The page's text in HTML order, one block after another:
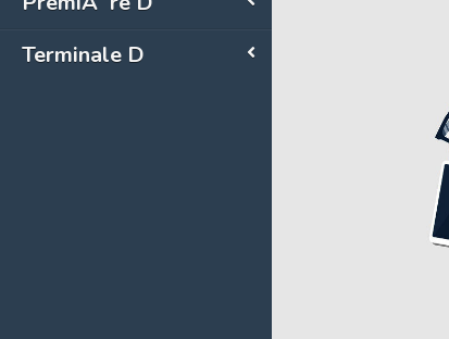
Terminale D